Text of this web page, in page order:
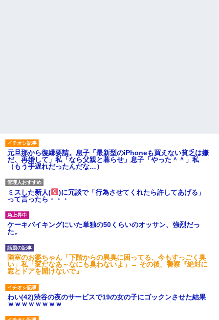
元旦那から復縁要請。息子「最新型のiPhoneも買えない貧乏は嫌
だ、再婚して」私「なら父親と暮らせ」息子「やった＾＾」私
（もう手遅れだったんだな…）
ミスした新人(
)に冗談で「行為させてくれたら許してあげる」
って言ったら・・・
ケーキバイキングにいた単独の50くらいのオッサン、強烈だっ
た。
隣室のお婆ちゃん「下階からの異臭に困ってる、今もすっごく臭
い」私「変だなあ～なにも臭わないよ」→ その後。警察『絶対に
窓とドアを開けないで』
わい(42)渋谷の夜のサービスで19の女の子にゴックンさせた結果
ｗｗｗｗｗｗｗｗ